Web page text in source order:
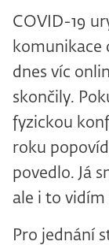
COVID-19
komunikace
dnes víc
skončily.
fyzickou
roku
povedlo. Já
ale i to
Pro jednání